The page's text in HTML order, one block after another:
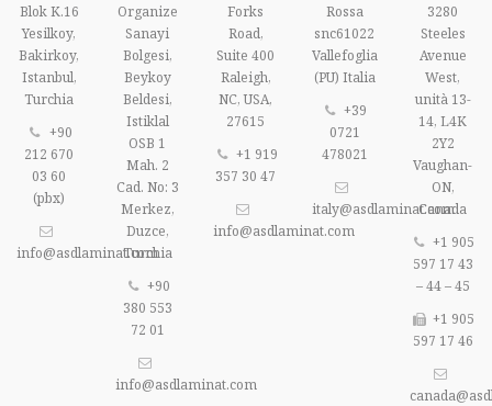
Blok K.16
Yesilkoy,
Bakirkoy,
Istanbul,
Turchia
+90
212 670
03 60
(pbx)
info@asdlaminat.com
Organize
Sanayi
Bolgesi,
Beykoy
Beldesi,
Istiklal
OSB 1
Mah. 2
Cad. No: 3
Merkez,
Duzce,
Turchia
+90
380 553
72 01
info@asdlaminat.com
Forks
Road,
Suite 400
Raleigh,
NC, USA,
27615
+1 919
357 30 47
info@asdlaminat.com
Rossa
snc61022
Vallefoglia
(PU) Italia
+39
0721
478021
italy@asdlaminat.com
3280
Steeles
Avenue
West,
unità 13-
14, L4K
2Y2
Vaughan-
ON,
Canada
+1 905
597 17 43
– 44 – 45
+1 905
597 17 46